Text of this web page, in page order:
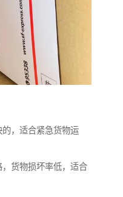
，适合紧急货物运
货物损坏率低，适合